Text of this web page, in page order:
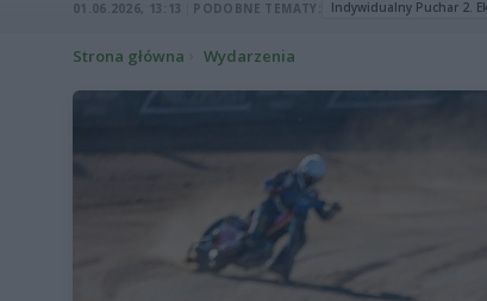
01.06.2026, 13:13 PODOBNE TEMATY: Indywidualny Puchar 2.
Strona główna Wydarzenia